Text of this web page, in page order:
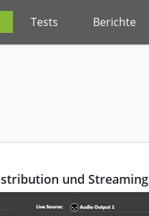
Tests Berichte
und Streaming